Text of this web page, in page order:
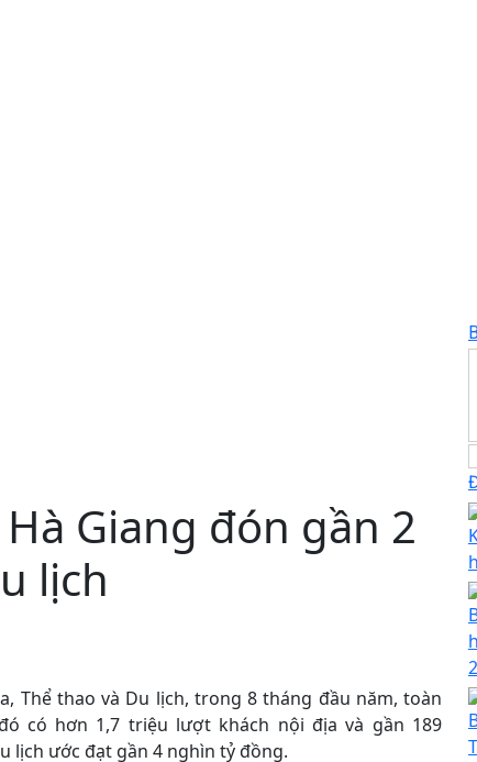
Giang đón gần 2
lịch
Thể thao và Du lịch, trong 8 tháng đầu năm, toàn
có hơn 1,7 triệu lượt khách nội địa và gần 189
lịch ước đạt gần 4 nghìn tỷ đồng.